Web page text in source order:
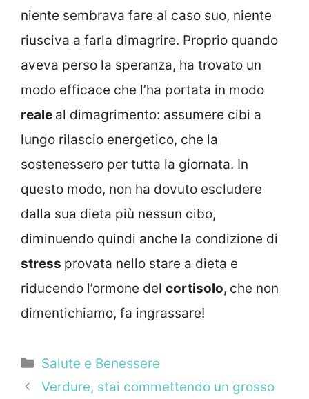
niente sembrava fare al caso suo, niente
riusciva a farla dimagrire. Proprio quando
aveva perso la speranza, ha trovato un
modo efficace che l’ha portata in modo
reale al dimagrimento: assumere cibi a
lungo rilascio energetico, che la
sostenessero per tutta la giornata. In
questo modo, non ha dovuto escludere
dalla sua dieta più nessun cibo,
diminuendo quindi anche la condizione di
stress provata nello stare a dieta e
riducendo l’ormone del cortisolo, che non
dimentichiamo, fa ingrassare!
Categorie
Salute e Benessere
Verdure, stai commettendo un grosso